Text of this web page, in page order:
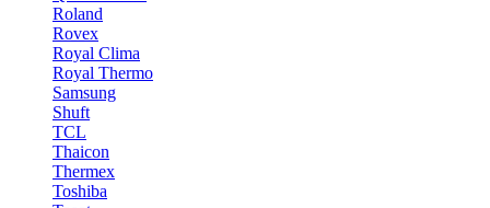
Roland
Rovex
Royal Clima
Royal Thermo
Samsung
Shuft
TCL
Thaicon
Thermex
Toshiba